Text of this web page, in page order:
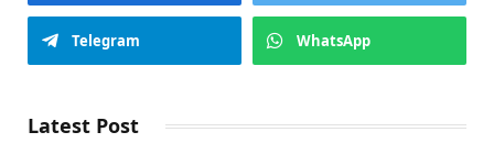
Telegram WhatsApp
Latest Post